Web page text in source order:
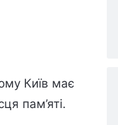
Київ має
пам’яті.